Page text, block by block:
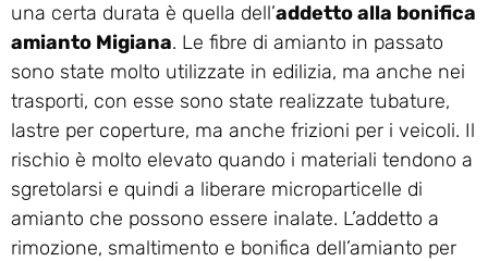
una certa durata è quella dell’addetto alla bonifica
amianto Migiana. Le fibre di amianto in passato
sono state molto utilizzate in edilizia, ma anche nei
trasporti, con esse sono state realizzate tubature,
lastre per coperture, ma anche frizioni per i veicoli. Il
rischio è molto elevato quando i materiali tendono a
sgretolarsi e quindi a liberare microparticelle di
amianto che possono essere inalate. L’addetto a
rimozione, smaltimento e bonifica dell’amianto per